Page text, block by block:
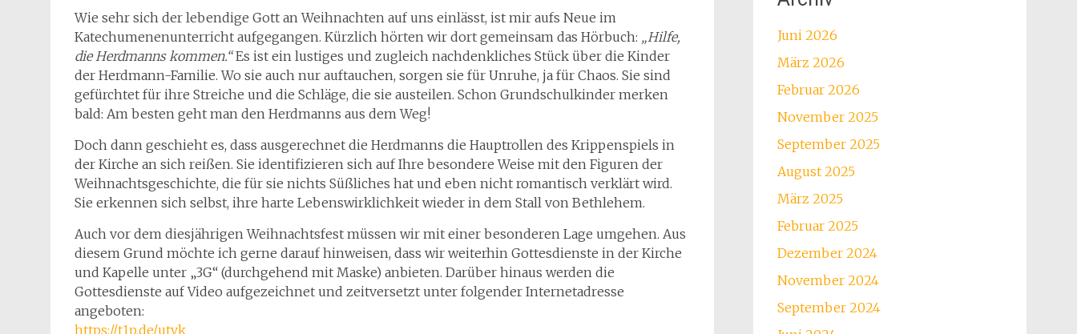
Wie sehr sich der lebendige Gott an Weihnachten auf uns einlässt, ist mir aufs Neue im
Katechumenenunterricht aufgegangen. Kürzlich hörten wir dort gemeinsam das Hörbuch: „Hilfe,
die Herdmanns kommen.“Es ist ein lustiges und zugleich nachdenkliches Stück über die Kinder
der Herdmann-Familie. Wo sie auch nur auftauchen, sorgen sie für Unruhe, ja für Chaos. Sie sind
gefürchtet für ihre Streiche und die Schläge, die sie austeilen. Schon Grundschulkinder merken
bald: Am besten geht man den Herdmanns aus dem Weg!
Doch dann geschieht es, dass ausgerechnet die Herdmanns die Hauptrollen des Krippenspiels in
der Kirche an sich reißen. Sie identifizieren sich auf Ihre besondere Weise mit den Figuren der
Weihnachtsgeschichte, die für sie nichts Süßliches hat und eben nicht romantisch verklärt wird.
Sie erkennen sich selbst, ihre harte Lebenswirklichkeit wieder in dem Stall von Bethlehem.
Auch vor dem diesjährigen Weihnachtsfest müssen wir mit einer besonderen Lage umgehen. Aus
diesem Grund möchte ich gerne darauf hinweisen, dass wir weiterhin Gottesdienste in der Kirche
und Kapelle unter „3G“ (durchgehend mit Maske) anbieten. Darüber hinaus werden die
Gottesdienste auf Video aufgezeichnet und zeitversetzt unter folgender Internetadresse
angeboten:
https://t1p.de/utvk
Juni 2026
März 2026
Februar 2026
November 2025
September 2025
August 2025
März 2025
Februar 2025
Dezember 2024
November 2024
September 2024